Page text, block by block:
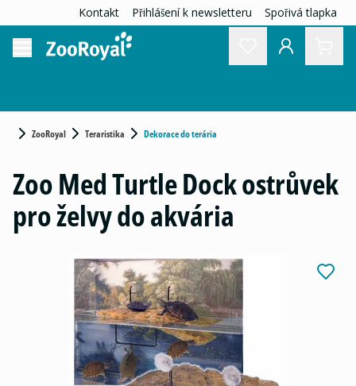
Kontakt Přihlášení k newsletteru Spořivá tlapka
ZooRoyal Teraristika Dekorace do terária
Zoo Med Turtle Dock ostrůvek
pro želvy do akvária